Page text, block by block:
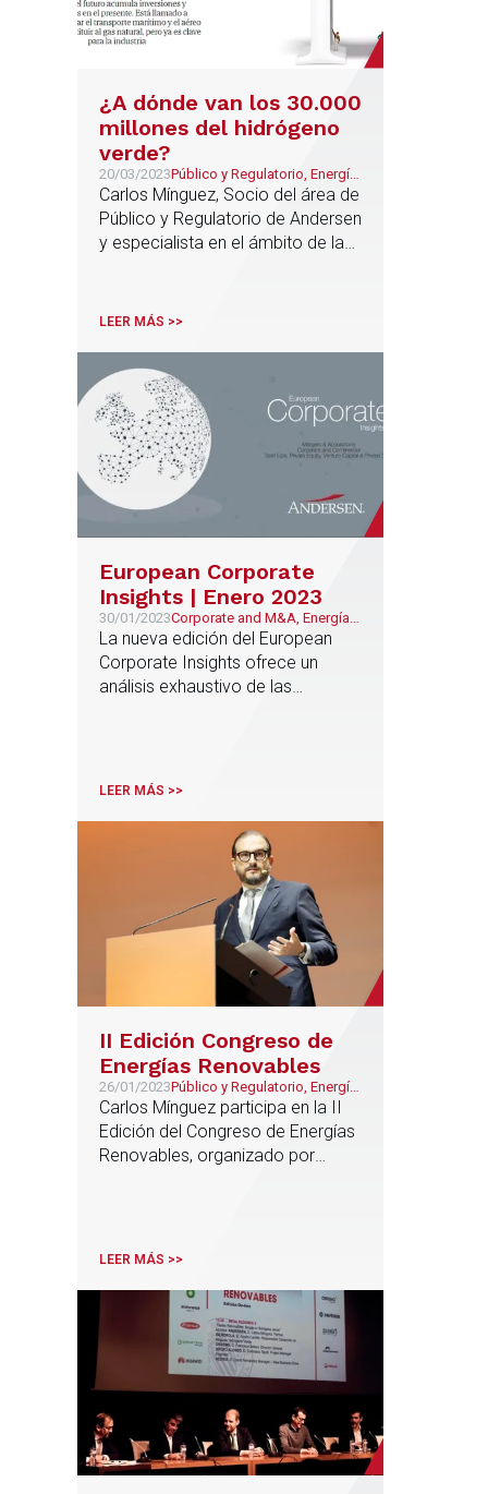
¿A dónde van los 30.000
millones del hidrógeno
verde?
20/03/2023Público y Regulatorio, Energía
& Recursos Naturales
Carlos Mínguez, Socio del área de
Público y Regulatorio de Andersen
y especialista en el ámbito de la
del ya bautizado como "gas del
El Mundo
LEER MÁS >>
European Corporate
Insights | Enero 2023
30/01/2023Corporate and M&A, Energía
& Recursos Naturales
La nueva edición del European
Corporate Insights ofrece un
análisis exhaustivo de las
LEER MÁS >>
II Edición Congreso de
Energías Renovables
26/01/2023Público y Regulatorio, Energía
& Recursos Naturales
Carlos Mínguez participa en la II
Edición del Congreso de Energías
Renovables, organizado por
LEER MÁS >>